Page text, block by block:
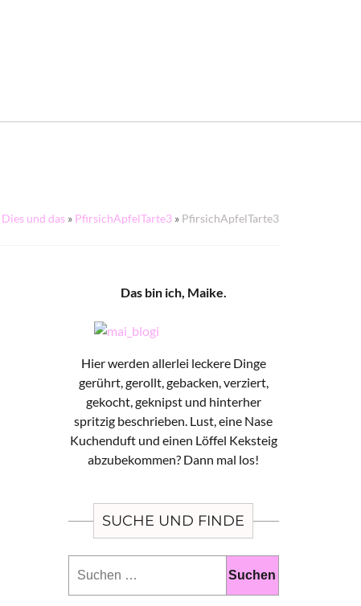
Dies und das » PfirsichApfelTarte3 » PfirsichApfelTarte3
Das bin ich, Maike.
Hier werden allerlei leckere Dinge
gerührt, gerollt, gebacken, verziert,
gekocht, geknipst und hinterher
spritzig beschrieben. Lust, eine Nase
Kuchenduft und einen Löffel Keksteig
abzubekommen? Dann mal los!
SUCHE UND FINDE
nach: